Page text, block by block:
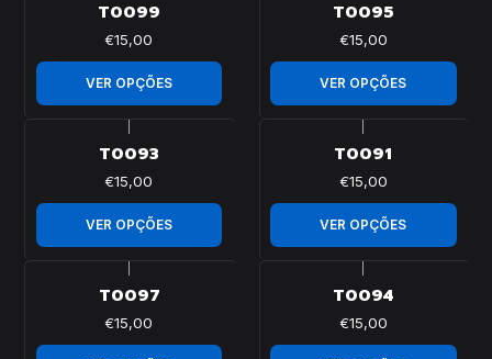
T0099
€15,00
VER OPÇÕES
T0095
€15,00
VER OPÇÕES
T0093
€15,00
VER OPÇÕES
T0091
€15,00
VER OPÇÕES
T0097
€15,00
T0094
€15,00